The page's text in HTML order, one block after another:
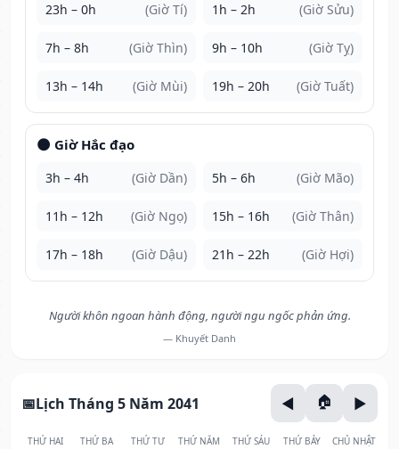
23h – 0h (Giờ Tí) 1h – 2h (Giờ Sửu)
7h – 8h (Giờ Thìn) 9h – 10h (Giờ Tỵ)
13h – 14h (Giờ Mùi) 19h – 20h (Giờ Tuất)
🌑 Giờ Hắc đạo
3h – 4h (Giờ Dần) 5h – 6h (Giờ Mão)
11h – 12h (Giờ Ngọ) 15h – 16h (Giờ Thân)
17h – 18h (Giờ Dậu) 21h – 22h (Giờ Hợi)
Người khôn ngoan hành động, người ngu ngốc phản ứng.
— Khuyết Danh
Lịch Tháng 5 Năm 2041
THỨ HAI THỨ BA THỨ TƯ THỨ NĂM THỨ SÁU THỨ BẢY CHỦ NHẬT